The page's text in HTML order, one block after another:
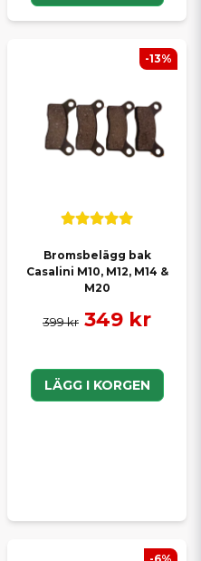
Bromsbelägg bak
Casalini M10, M12, M14 &
M20
399 kr 349 kr
LÄGG I KORGEN
-13%